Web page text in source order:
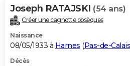
Joseph RATAJSKI (54 ans)
Créer une cagnotte obsèques
Naissance
08/05/1933 à Harnes (Pas-de-Calais
Décès